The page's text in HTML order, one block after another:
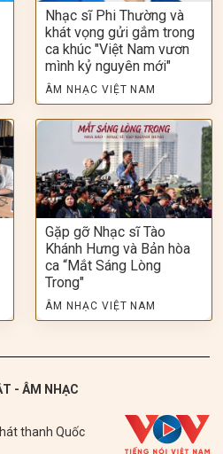
Nhạc sĩ Phi Thường và
khát vọng gửi gắm trong
ca khúc "Việt Nam vươn
mình kỷ nguyên mới"
ÂM NHẠC VIỆT NAM
Gặp gỡ Nhạc sĩ Tào
Khánh Hưng và Bản hòa
ca “Mắt Sáng Lòng
Trong"
ÂM NHẠC VIỆT NAM
- ÂM NHẠC
thanh Quốc